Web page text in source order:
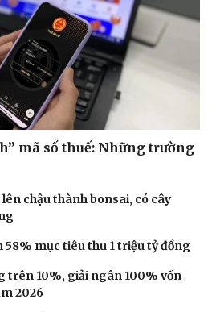
Trải nghiệm
Chuyển đổi số
mã số thuế: Những trường
chậu thành bonsai, có cây
58% mục tiêu thu 1 triệu tỷ đồng
trên 10%, giải ngân 100% vốn
2026